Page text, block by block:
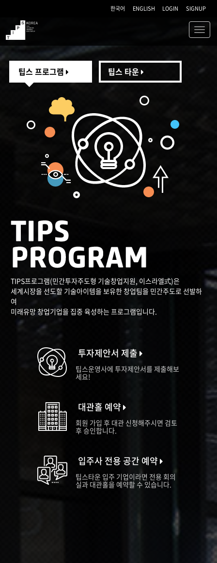
한국어 ENGLISH LOGIN SIGNUP
TIPS
팁스 프로그램 팁스 타운
TIPS프로그램(민간투자주도형 기술창업지원, 이스라엘式)은
세계시장을 선도할 기술아이템을 보유한 창업팀을 민간주도로 선발하
여
미래유망 창업기업을 집중 육성하는 프로그램입니다.
투자제안서 제출
팁스운영사에 투자제안서를 제출해보
세요!
대관홀 예약
회원 가입 후 대관 신청해주시면 검토
후 승인합니다.
입주사 전용 공간 예약
팁스타운 입주 기업이라면 전용 회의
실과 대관홀을 예약할 수 있습니다.